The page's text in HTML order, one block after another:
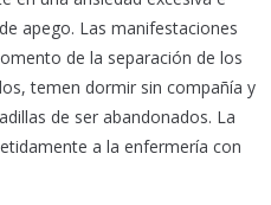
apego. Las manifestaciones
de la separación de los
temen dormir sin compañía y
de ser abandonados. La
a la enfermería con